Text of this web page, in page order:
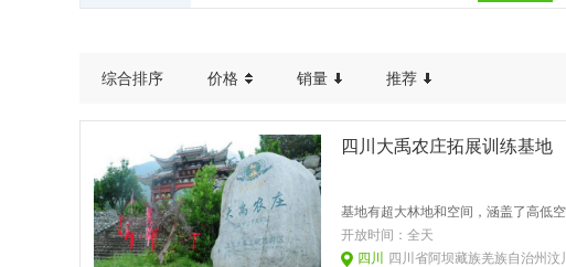
综合排序 价格 销量 推荐
四川大禹农庄拓展训练基地
开放时间： 全天
四川
四川省阿坝藏族羌族自治州